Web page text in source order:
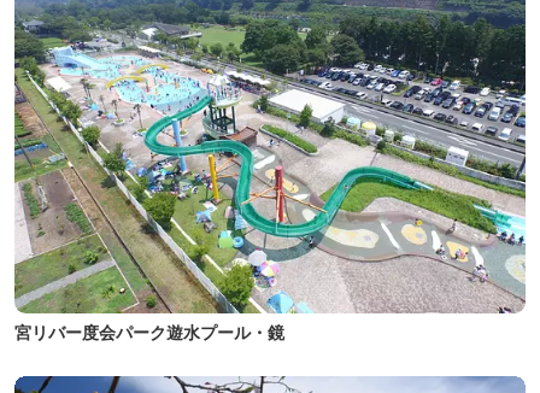
宮リバー度会パーク遊水プール・鏡